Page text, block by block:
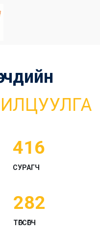
416
СУРАГЧ
282
ТӨГСӨГЧ